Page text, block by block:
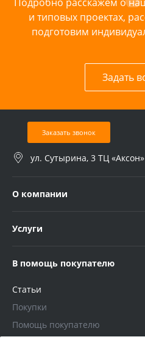
и типовых проектах,
подготовим
Задать
Заказать звонок
ул. Сутырина, 3 ТЦ «Аксон»
О компании
Услуги
В помощь покупателю
Статьи
Покупки
Помощь покупателю